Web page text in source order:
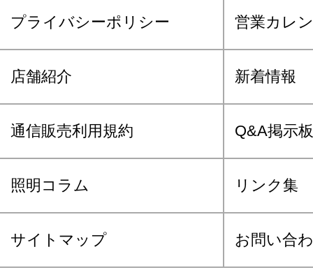
プライバシーポリシー 営業カレ
店舗紹介 新着情報
通信販売利用規約 Q&A掲示板
照明コラム リンク集
サイトマップ お問い合